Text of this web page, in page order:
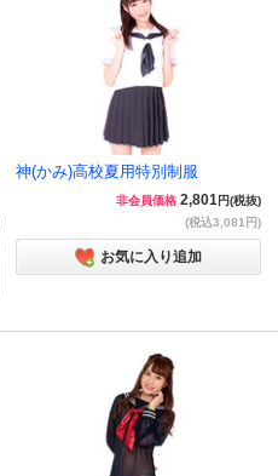
神(かみ)高校夏用特別制服
非会員価格 2,801円(税抜)
(税込3,081円)
お気に入り追加